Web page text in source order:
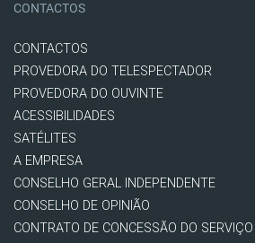
CONTACTOS
CONTACTOS
PROVEDORA DO TELESPECTADOR
PROVEDORA DO OUVINTE
ACESSIBILIDADES
SATÉLITES
A EMPRESA
CONSELHO GERAL INDEPENDENTE
CONSELHO DE OPINIÃO
CONTRATO DE CONCESSÃO DO